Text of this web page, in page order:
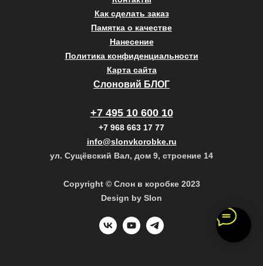
Как сделать заказ
Памятка о качестве
Нанесение
Политика конфиденциальности
Карта сайта
Слоновий БЛОГ
+7 495 10 600 10
+7 968 663 17 77
info@slonvkorobke.ru
ул. Сущёвский Вал, дом 9, строение 14
Copyright © Слон в коробке 2023
Design by Slon